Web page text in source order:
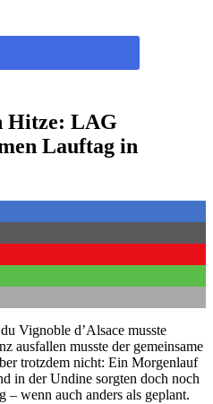
Hitze: LAG
Lauftag in
Vignoble d’Alsace musste
ausfallen musste der gemeinsame
trotzdem nicht: Ein Morgenlauf
in der Undine sorgten doch noch
– wenn auch anders als geplant.